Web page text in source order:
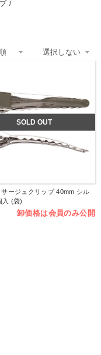
/
SOLD OUT
サージュクリップ 40mm シル
入 (袋)
卸価格は会員のみ公開